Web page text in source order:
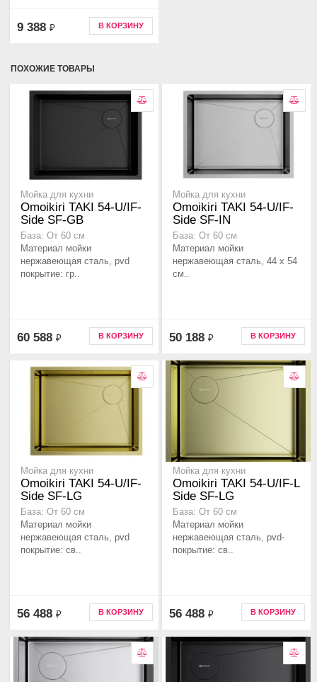
9 388 ₽ В КОРЗИНУ
ПОХОЖИЕ ТОВАРЫ
Мойка для кухни
Omoikiri TAKI 54-U/IF-
Side SF-GB
База: От 60 см
Материал мойки
нержавеющая сталь, pvd
покрытие: гр..
60 588 ₽ В КОРЗИНУ
Мойка для кухни
Omoikiri TAKI 54-U/IF-
Side SF-IN
База: От 60 см
Материал мойки
нержавеющая сталь, 44 x 54
см..
50 188 ₽ В КОРЗИНУ
Мойка для кухни
Omoikiri TAKI 54-U/IF-
Side SF-LG
База: От 60 см
Материал мойки
нержавеющая сталь, pvd
покрытие: св..
56 488 ₽ В КОРЗИНУ
Мойка для кухни
Omoikiri TAKI 54-U/IF-L
Side SF-LG
База: От 60 см
Материал мойки
нержавеющая сталь, pvd-
покрытие: св..
56 488 ₽ В КОРЗИНУ